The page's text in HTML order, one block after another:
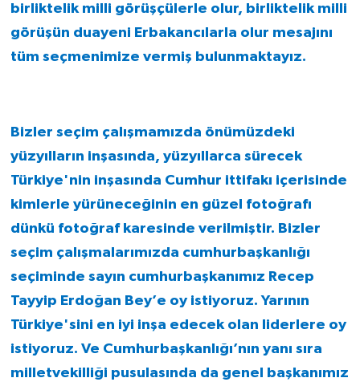
birliktelik milli görüşçülerle olur, birliktelik milli
görüşün duayeni Erbakancılarla olur mesajını
tüm seçmenimize vermiş bulunmaktayız.
Bizler seçim çalışmamızda önümüzdeki
yüzyılların inşasında, yüzyıllarca sürecek
Türkiye'nin inşasında Cumhur ittifakı içerisinde
kimlerle yürüneceğinin en güzel fotoğrafı
dünkü fotoğraf karesinde verilmiştir. Bizler
seçim çalışmalarımızda cumhurbaşkanlığı
seçiminde sayın cumhurbaşkanımız Recep
Tayyip Erdoğan Bey’e oy istiyoruz. Yarının
Türkiye'sini en iyi inşa edecek olan liderlere oy
istiyoruz. Ve Cumhurbaşkanlığı’nın yanı sıra
milletvekilliği pusulasında da genel başkanımız